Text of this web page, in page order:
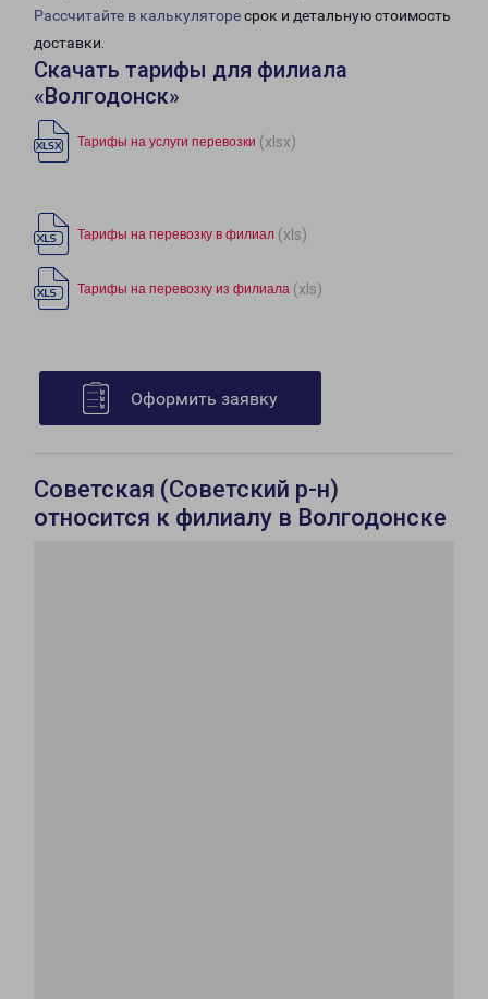
Рассчитайте в калькуляторесрок и детальную стоимость
доставки.
Скачать тарифы для филиала
«Волгодонск»
Тарифы на услуги перевозки (xlsx)
Тарифы на перевозку в филиал (xls)
Тарифы на перевозку из филиала (xls)
Оформить заявку
Советская (Советский р-н)
относится к филиалу в Волгодонске